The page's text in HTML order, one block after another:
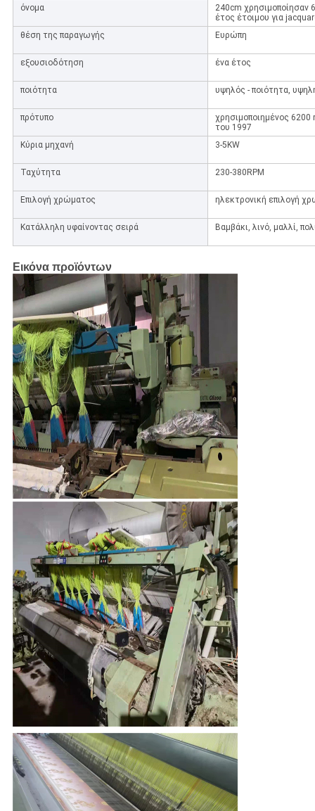
όνομα
240cm
έτος έτοιμου για
θέση της παραγωγής
Ευρώπη
εξουσιοδότηση ένα έτος
ποιότητα υψηλός - ποιότητα,
πρότυπο
χρησιμοποιημένος
του 1997
Κύρια μηχανή
3-5KW
Ταχύτητα 230-380RPM
Επιλογή χρώματος ηλεκτρονική επιλογή
Κατάλληλη υφαίνοντας σειρά Βαμβάκι, λινό, μαλλί,
Εικόνα προϊόντων